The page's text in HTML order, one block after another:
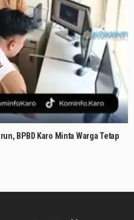
BPBD Karo Minta Warga Tetap